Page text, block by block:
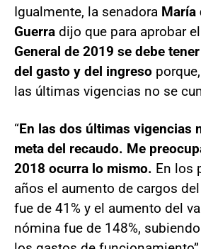
Igualmente, la senadora María
Guerra dijo que para aprobar el
General de 2019 se debe
del gasto y del ingreso
las últimas vigencias no se
“En las dos últimas vigencias
meta del recaudo. Me
2018 ocurra lo mismo. En los
años el aumento de cargos
fue de 41% y el aumento del
nómina fue de 148%,